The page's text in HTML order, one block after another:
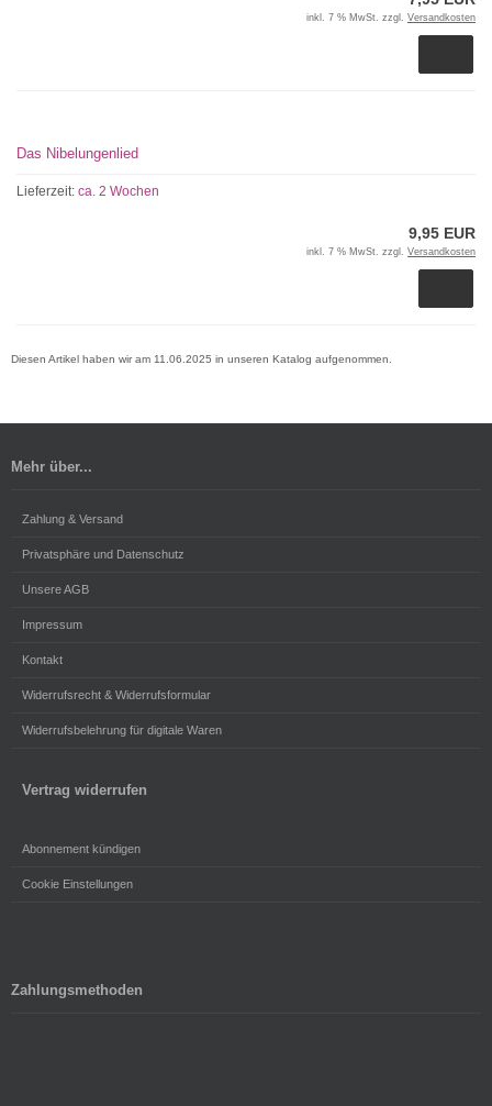
inkl. 7 % MwSt. zzgl. Versandkosten
Das Nibelungenlied
Lieferzeit: ca. 2 Wochen
9,95 EUR
inkl. 7 % MwSt. zzgl. Versandkosten
Diesen Artikel haben wir am 11.06.2025 in unseren Katalog aufgenommen.
Mehr über...
Zahlung & Versand
Privatsphäre und Datenschutz
Unsere AGB
Impressum
Kontakt
Widerrufsrecht & Widerrufsformular
Widerrufsbelehrung für digitale Waren
Vertrag widerrufen
Abonnement kündigen
Cookie Einstellungen
Zahlungsmethoden